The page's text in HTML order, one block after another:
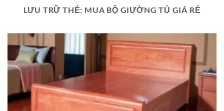
LƯU TRỮ THẺ: MUA BỘ GIƯỜNG TỦ GIÁ RẺ